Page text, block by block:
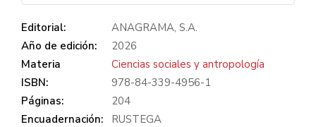
Editorial:
ANAGRAMA, S.A.
Año de edición:
2026
Materia
Ciencias sociales y antropología
ISBN:
978-84-339-4956-1
Páginas:
204
Encuadernación:
RUSTEGA